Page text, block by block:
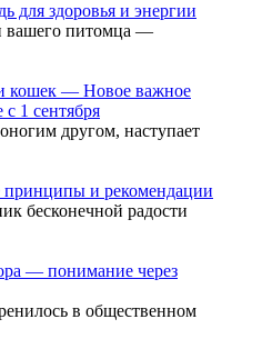
для здоровья и энергии
вашего питомца —
кошек — Новое важное
с 1 сентября
другом, наступает
принципы и рекомендации
бесконечной радости
— понимание через
в общественном